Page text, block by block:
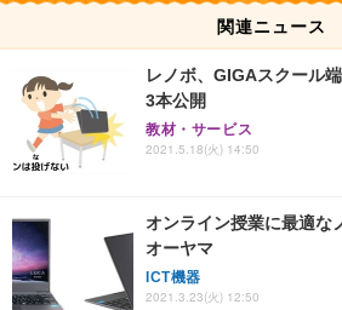
関連ニュース
レノボ、GIGAスクール
3本公開
教材・サービス
2021.5.18(火) 14:50
オンライン授業に最適な
オーヤマ
ICT機器
2021.3.23(火) 12:50